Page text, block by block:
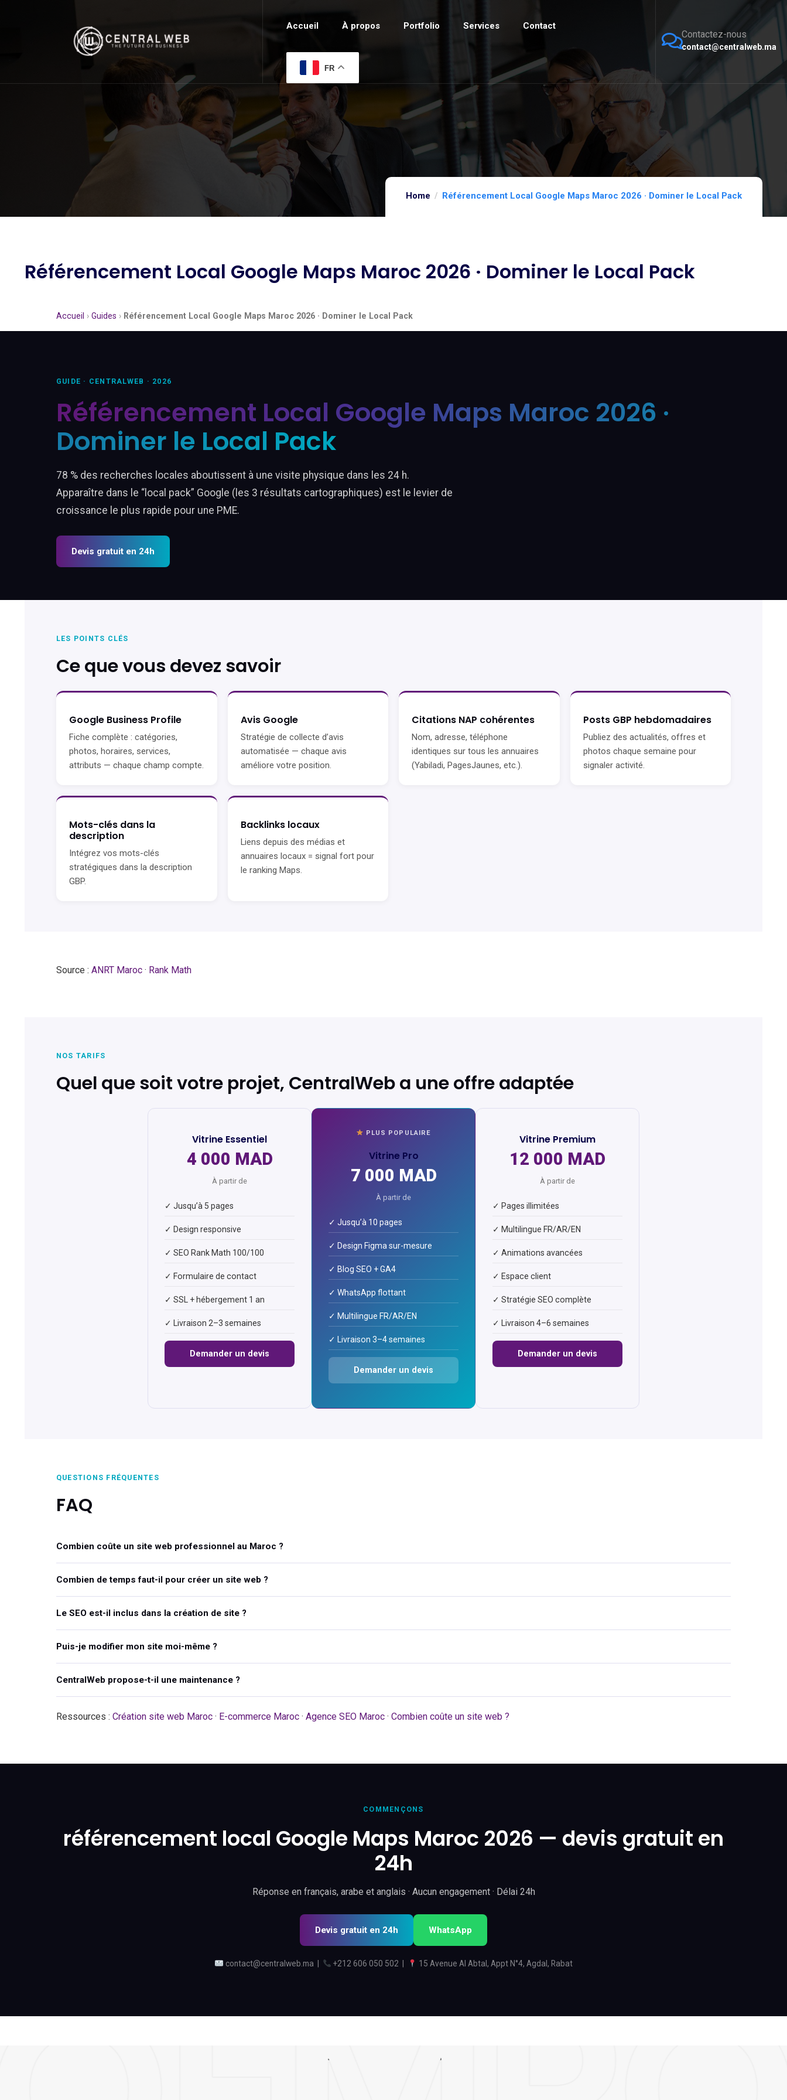
Accueil À propos Portfolio Services Contact
FR
Contactez-nous
contact@centralweb.ma
Home Référencement Local Google Maps Maroc 2026 · Dominer le Local Pack
Référencement Local Google Maps Maroc 2026 · Dominer le Local Pack
Accueil › Guides › Référencement Local Google Maps Maroc 2026 · Dominer le Local Pack
GUIDE · CENTRALWEB · 2026
Référencement Local Google Maps Maroc 2026 ·
Dominer le Local Pack
78 % des recherches locales aboutissent à une visite physique dans les 24 h.
Apparaître dans le “local pack” Google (les 3 résultats cartographiques) est le levier de
croissance le plus rapide pour une PME.
Devis gratuit en 24h
LES POINTS CLÉS
Ce que vous devez savoir
Google Business Profile
Fiche complète : catégories,
photos, horaires, services,
attributs — chaque champ compte.
Avis Google
Stratégie de collecte d’avis
automatisée — chaque avis
améliore votre position.
Citations NAP cohérentes
Nom, adresse, téléphone
identiques sur tous les annuaires
(Yabiladi, PagesJaunes, etc.).
Posts GBP hebdomadaires
Publiez des actualités, offres et
photos chaque semaine pour
signaler activité.
Mots-clés dans la
description
Intégrez vos mots-clés
stratégiques dans la description
GBP.
Backlinks locaux
Liens depuis des médias et
annuaires locaux = signal fort pour
le ranking Maps.
Source : ANRT Maroc · Rank Math
NOS TARIFS
Quel que soit votre projet, CentralWeb a une offre adaptée
Vitrine Essentiel
4 000 MAD
À partir de
✓ Jusqu’à 5 pages
✓ Design responsive
✓ SEO Rank Math 100/100
✓ Formulaire de contact
✓ SSL + hébergement 1 an
✓ Livraison 2–3 semaines
Demander un devis
PLUS POPULAIRE
Vitrine Pro
7 000 MAD
À partir de
✓ Jusqu’à 10 pages
✓ Design Figma sur-mesure
✓ Blog SEO + GA4
✓ WhatsApp flottant
✓ Multilingue FR/AR/EN
✓ Livraison 3–4 semaines
Demander un devis
Vitrine Premium
12 000 MAD
À partir de
✓ Pages illimitées
✓ Multilingue FR/AR/EN
✓ Animations avancées
✓ Espace client
✓ Stratégie SEO complète
✓ Livraison 4–6 semaines
Demander un devis
QUESTIONS FRÉQUENTES
FAQ
Combien coûte un site web professionnel au Maroc ?
Combien de temps faut-il pour créer un site web ?
Le SEO est-il inclus dans la création de site ?
Puis-je modifier mon site moi-même ?
CentralWeb propose-t-il une maintenance ?
Ressources : Création site web Maroc · E-commerce Maroc · Agence SEO Maroc · Combien coûte un site web ?
COMMENÇONS
référencement local Google Maps Maroc 2026 — devis gratuit en
24h
Réponse en français, arabe et anglais · Aucun engagement · Délai 24h
Devis gratuit en 24h WhatsApp
contact@centralweb.ma +212 606 050 502 15 Avenue Al Abtal, Appt N°4, Agdal, Rabat